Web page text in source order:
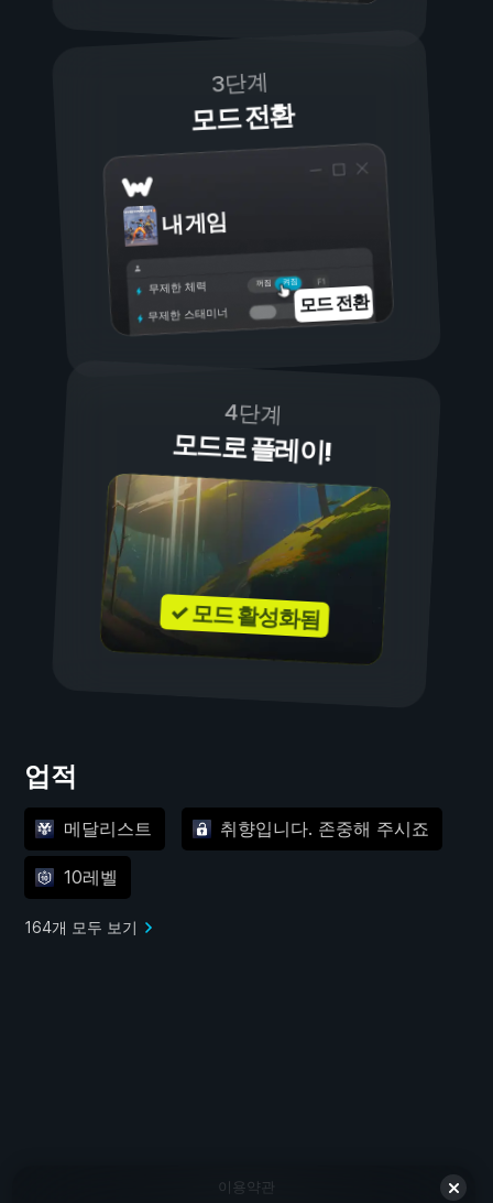
3단계
모드 전환
내 게임
켜짐
꺼짐
무제한 체력
무제한 스태미너 모드 전환
4단계
모드로 플레이!
✓ 모드 활성화됨
업적
메달리스트 취향입니다. 존중해 주시죠
10레벨
164개 모두 보기
이용약관